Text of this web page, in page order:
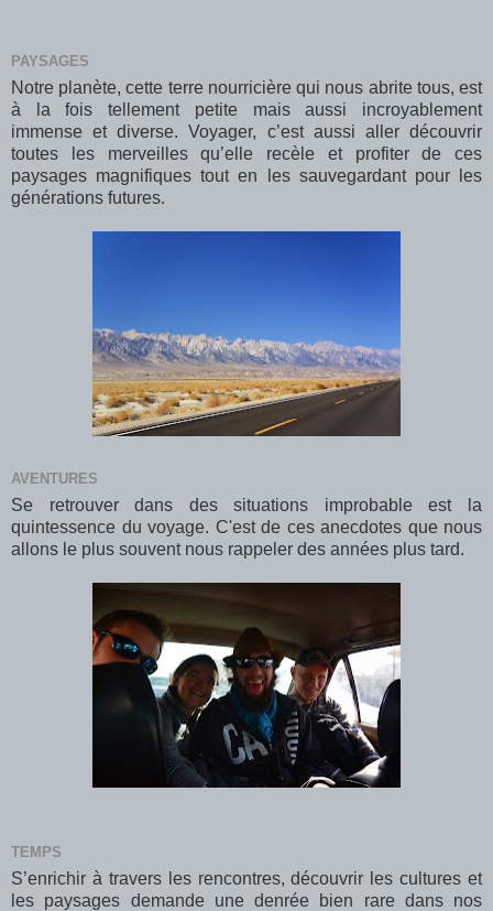
PAYSAGES
Notre planète, cette terre nourricière qui nous abrite tous, est
à la fois tellement petite mais aussi incroyablement
immense et diverse. Voyager, c’est aussi aller découvrir
toutes les merveilles qu’elle recèle et profiter de ces
paysages magnifiques tout en les sauvegardant pour les
générations futures.
AVENTURES
Se retrouver dans des situations improbable est la
quintessence du voyage. C'est de ces anecdotes que nous
allons le plus souvent nous rappeler des années plus tard.
TEMPS
S’enrichir à travers les rencontres, découvrir les cultures et
les paysages demande une denrée bien rare dans nos